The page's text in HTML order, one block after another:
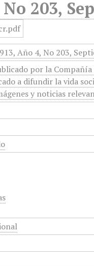
203,
Año 4, No 203,
por la
a difundir la vida
y noticias